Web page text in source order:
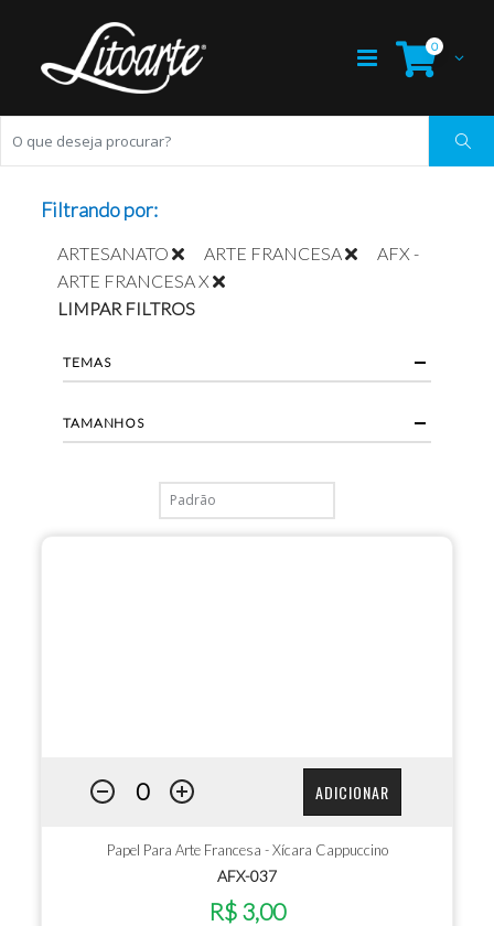
0
ADICIONAR
Papel Para Arte Francesa - Xícara Cappuccino
AFX-037
R$ 3,00
Filtrando por:
ARTESANATO ARTE FRANCESA
AFX -
ARTE FRANCESA X
LIMPAR FILTROS
TEMAS
TAMANHOS